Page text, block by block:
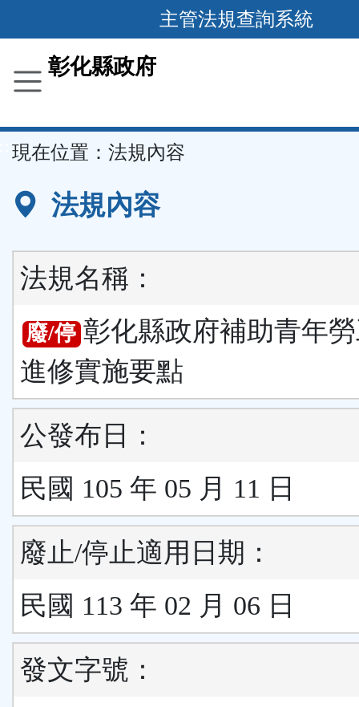
到
要
容
區
主管法規查詢系統
彰化縣政府
現在位置： 法規內容
法規內容
法規名稱：
廢/停 彰化縣政府補助青年
進修實施要點
公發布日：
民國 105 年 05 月 11 日
廢止/停止適用日期：
民國 113 年 02 月 06 日
發文字號：